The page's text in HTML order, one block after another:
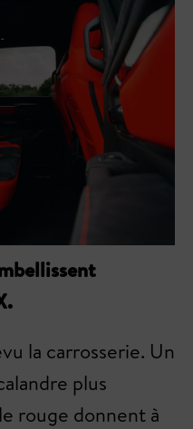
la carrosserie. Un
plus
rouge donnent à